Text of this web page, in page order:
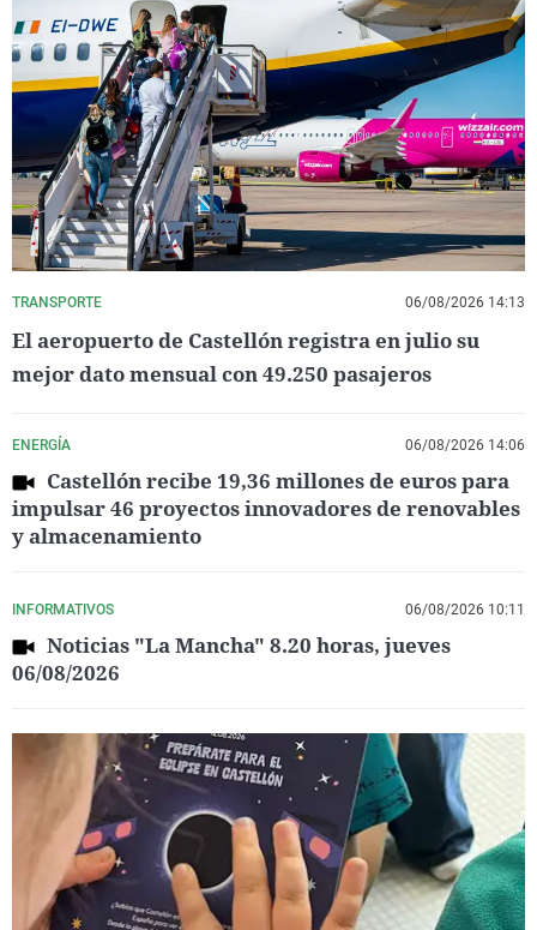
TRANSPORTE 06/08/2026 14:13
El aeropuerto de Castellón registra en julio su
mejor dato mensual con 49.250 pasajeros
ENERGÍA 06/08/2026 14:06
Castellón recibe 19,36 millones de euros para
impulsar 46 proyectos innovadores de renovables
y almacenamiento
INFORMATIVOS 06/08/2026 10:11
Noticias "La Mancha" 8.20 horas, jueves
06/08/2026